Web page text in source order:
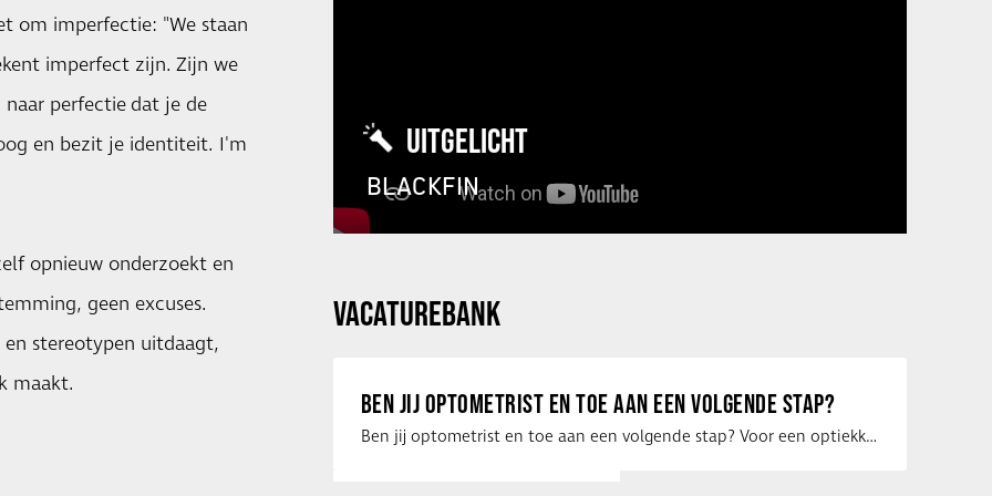
om imperfectie: "We staan
imperfect zijn. Zijn we
perfectie dat je de
en bezit je identiteit. I'm
opnieuw onderzoekt en
geen excuses.
stereotypen uitdaagt,
maakt.
UITGELICHT
BLACKFIN
VACATUREBANK
BEN JIJ OPTOMETRIST EN TOE AAN EEN VOLGENDE STAP?
Ben jij optometrist en toe aan een volgende stap? Voor een optiekketen is Eye …